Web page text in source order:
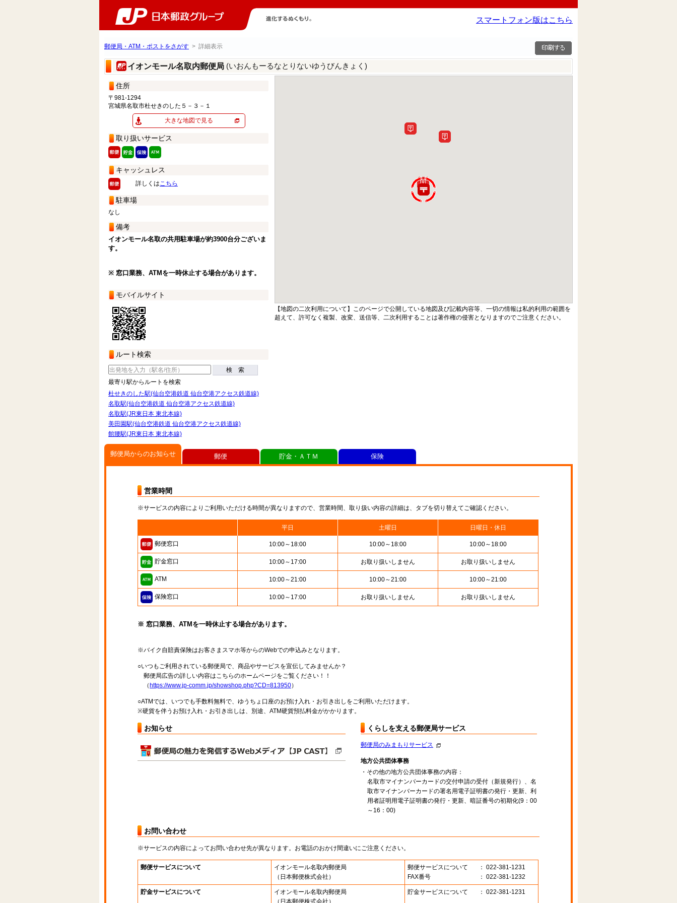
スマートフォン版はこちら
郵便局・ATM・ポストをさがす > 詳細表示
イオンモール名取内郵便局 (いおんもーるなとりないゆうびんきょく)
住所
〒981-1294
宮城県名取市杜せきのした５－３－１
大きな地図で見る
取り扱いサービス
キャッシュレス
詳しくはこちら
駐車場
なし
備考
イオンモール名取の共用駐車場が約3900台分ございま
す。
※ 窓口業務、ATMを一時休止する場合があります。
モバイルサイト
ルート検索
検 索
最寄り駅からルートを検索
杜せきのした駅(仙台空港鉄道 仙台空港アクセス鉄道線)
名取駅(仙台空港鉄道 仙台空港アクセス鉄道線)
名取駅(JR東日本 東北本線)
美田園駅(仙台空港鉄道 仙台空港アクセス鉄道線)
館腰駅(JR東日本 東北本線)
【地図の二次利用について】このページで公開している地図及び記載内容等、一切の情報は私的利用の範囲を
超えて、許可なく複製、改変、送信等、二次利用することは著作権の侵害となりますのでご注意ください。
郵便局からのお知らせ
営業時間
※サービスの内容によりご利用いただける時間が異なりますので、営業時間、取り扱い内容の詳細は、タブを切り替えてご確認ください。
平日 土曜日 日曜日・休日
郵便窓口 10:00～18:00 10:00～18:00 10:00～18:00
貯金窓口 10:00～17:00 お取り扱いしません お取り扱いしません
ATM 10:00～21:00 10:00～21:00 10:00～21:00
保険窓口 10:00～17:00 お取り扱いしません お取り扱いしません
※ 窓口業務、ATMを一時休止する場合があります。
※バイク自賠責保険はお客さまスマホ等からのWebでの申込みとなります。
○いつもご利用されている郵便局で、商品やサービスを宣伝してみませんか？
郵便局広告の詳しい内容はこちらのホームページをご覧ください！！
（ https://www.jp-comm.jp/showshop.php?CD=813950）
○ATMでは、いつでも手数料無料で、ゆうちょ口座のお預け入れ・お引き出しをご利用いただけます。
※硬貨を伴うお預け入れ・お引き出しは、別途、ATM硬貨預払料金がかかります。
お知らせ くらしを支える郵便局サービス
郵便局のみまもりサービス
地方公共団体事務
・その他の地方公共団体事務の内容：
名取市マイナンバーカードの交付申請の受付（新規発行）、名
取市マイナンバーカードの署名用電子証明書の発行・更新、利
用者証明用電子証明書の発行・更新、暗証番号の初期化(9：00
～16：00)
お問い合わせ
※サービスの内容によってお問い合わせ先が異なります。お電話のおかけ間違いにご注意ください。
郵便サービスについて
イオンモール名取内郵便局
（日本郵便株式会社）
郵便サービスについて
： 022-381-1231
FAX番号
： 022-381-1232
貯金サービスについて
イオンモール名取内郵便局
貯金サービスについて ： 022-381-1231
郵便 貯金・ＡＴＭ 保険